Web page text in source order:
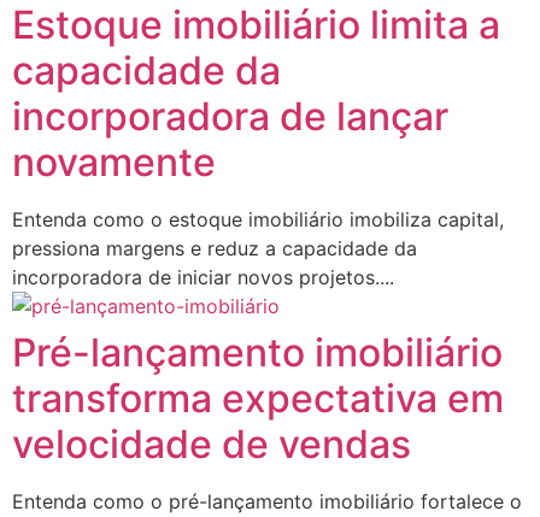
Estoque imobiliário limita a
capacidade da
incorporadora de lançar
novamente
Entenda como o estoque imobiliário imobiliza capital,
pressiona margens e reduz a capacidade da
incorporadora de iniciar novos projetos....
Pré-lançamento imobiliário
transforma expectativa em
velocidade de vendas
Entenda como o pré-lançamento imobiliário fortalece o